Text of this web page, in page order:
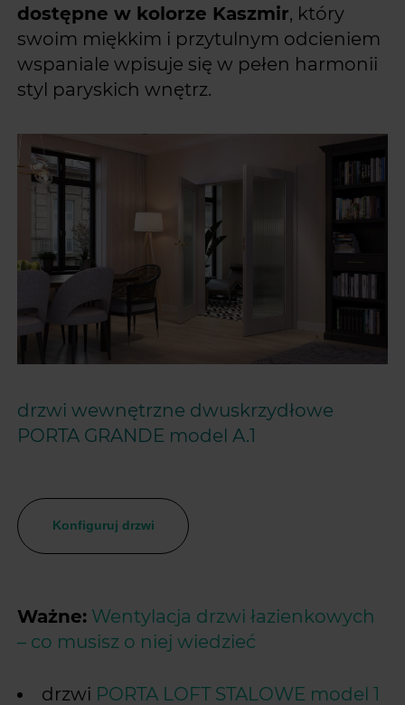
dostępne w kolorze Kaszmir, który
swoim miękkim i przytulnym odcieniem
wspaniale wpisuje się w pełen harmonii
styl paryskich wnętrz.
drzwi wewnętrzne dwuskrzydłowe
PORTA GRANDE model A.1
Konfiguruj drzwi
Ważne: Wentylacja drzwi łazienkowych
– co musisz o niej wiedzieć
drzwi PORTA LOFT STALOWE model 1